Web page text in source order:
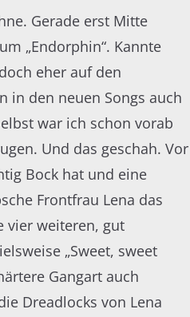
Gerade erst Mitte
„Endorphin“. Kannte
doch eher auf den
in den neuen Songs auch
war ich schon vorab
Und das geschah. Vor
Bock hat und eine
Frontfrau Lena das
vier weiteren, gut
„Sweet, sweet
Gangart auch
Dreadlocks von Lena